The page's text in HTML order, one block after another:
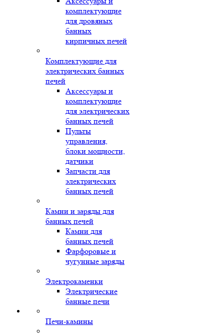
комплектующие
для дровяных
банных
кирпичных печей
Комплектующие для
электрических банных
печей
Аксессуары и
комплектующие
для электрических
банных печей
Пульты
управления,
блоки мощности,
датчики
Запчасти для
электрических
банных печей
Камни и заряды для
банных печей
Камни для
банных печей
Фарфоровые и
чугунные заряды
Электрокаменки
Электрические
банные печи
Печи-камины